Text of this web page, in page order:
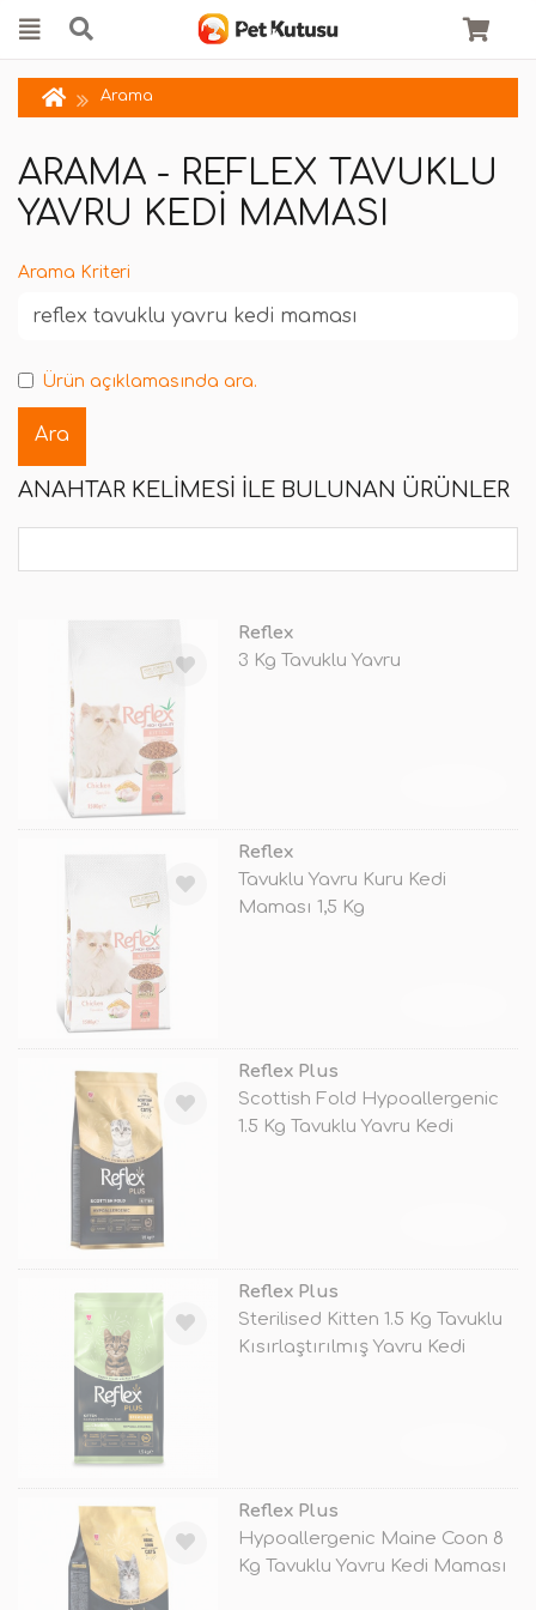
Arama
ARAMA - REFLEX TAVUKLU
YAVRU KEDI MAMASI
Arama Kriteri
Ürün açıklamasında ara.
ANAHTAR KELIMESI ILE BULUNAN ÜRÜNLER
Reflex
3 Kg Tavuklu Yavru
Reflex
Tavuklu Yavru Kuru Kedi
Maması 1,5 Kg
Reflex Plus
Scottish Fold Hypoallergenic
1.5 Kg Tavuklu Yavru Kedi
Reflex Plus
Sterilised Kitten 1.5 Kg Tavuklu
Kısırlaştırılmış Yavru Kedi
Reflex Plus
Hypoallergenic Maine Coon 8
Kg Tavuklu Yavru Kedi Maması